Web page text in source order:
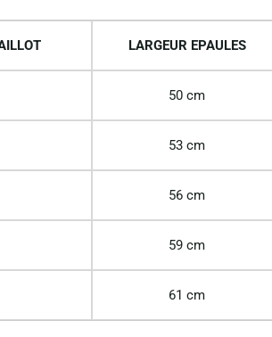
LARGEUR EPAULES
50 cm
53 cm
56 cm
59 cm
61 cm